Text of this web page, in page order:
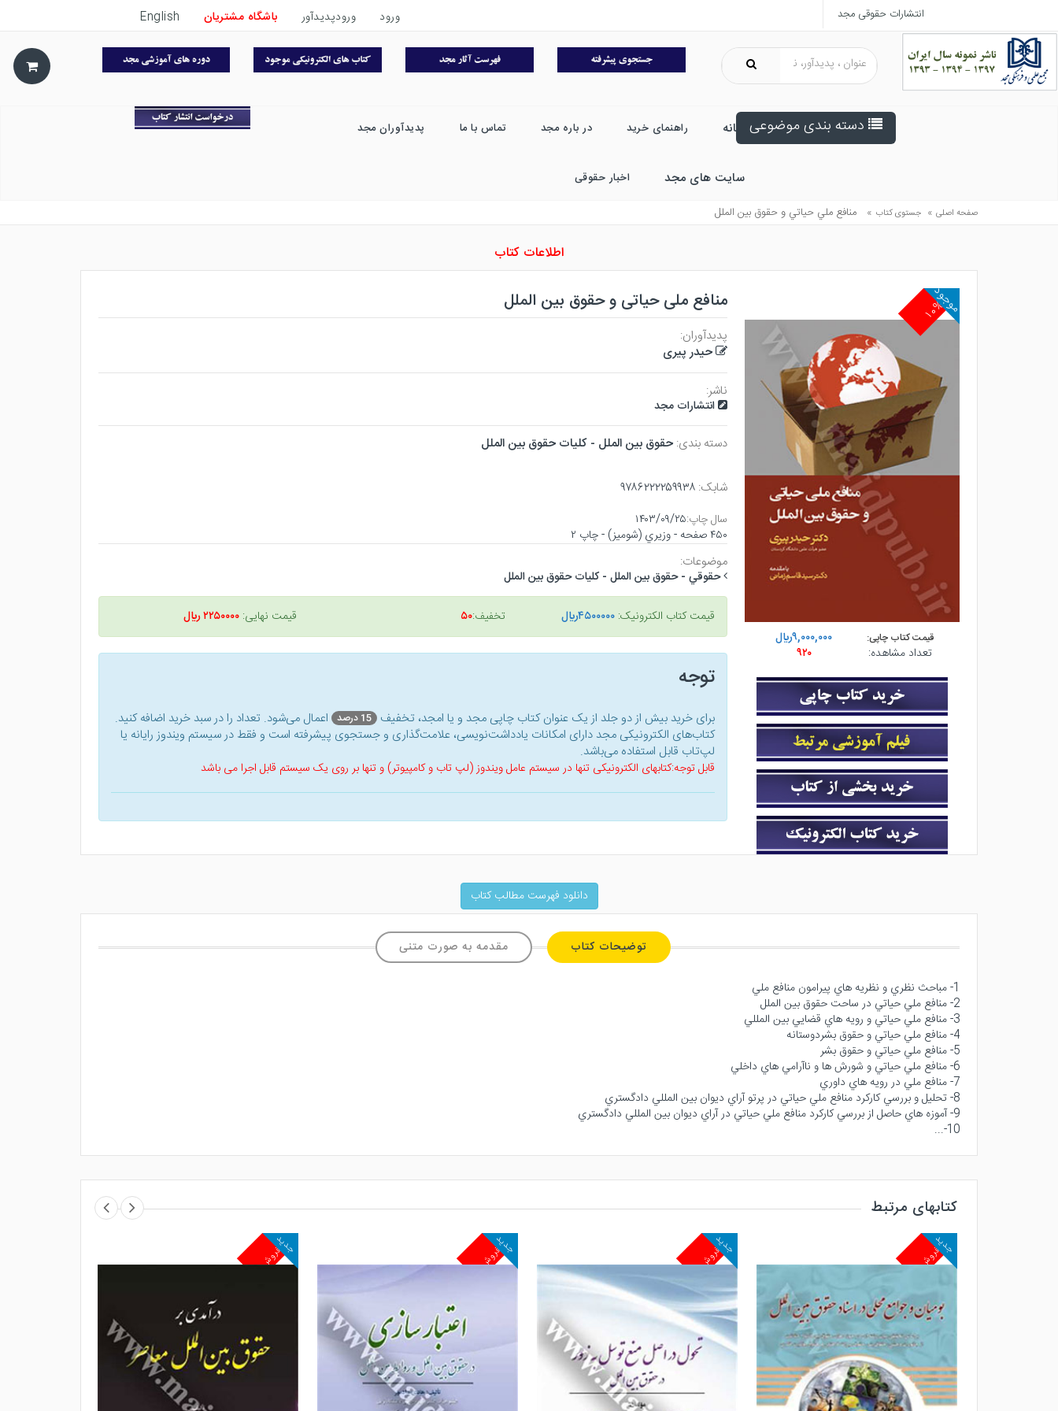
انتشارات حقوقی مجد ورود ورودپدیدآور باشگاه مشتریان English
دسته بندی موضوعی خانه راهنمای خرید در باره مجد تماس با ما پدیدآوران مجد
سایت های مجد اخبار حقوقی
صفحه اصلی » جستوی کتاب » منافع ملي حياتي و حقوق بين الملل
اطلاعات کتاب
۱۰%
موجود
قیمت کتاب چاپی:
۹,۰۰۰,۰۰۰ريال
تعداد مشاهده:
۹۲۰
منافع ملی حیاتی و حقوق بین الملل
پدیدآوران:
حیدر پیری
ناشر:
انتشارات مجد
دسته بندی:حقوق بين الملل - كليات حقوق بين الملل
شابک:۹۷۸۶۲۲۲۲۵۹۹۳۸
سال چاپ:۱۴۰۳/۰۹/۲۵
۴۵۰ صفحه - وزيري (شوميز) - چاپ ۲
موضوعات:
حقوقي - حقوق بين الملل - كليات حقوق بين الملل
قیمت کتاب الکترونیک:۴۵۰۰۰۰۰ريال تخفیف:۵۰ قیمت نهایی:۲۲۵۰۰۰۰ ريال
توجه
برای خرید بیش از دو جلد از یک عنوان کتاب‌ چاپی مجد و یا امجد، تخفیف 15 درصد
اعمال می‌شود. تعداد را در سبد خرید اضافه کنید.
کتاب‌های الکترونیکی مجد دارای امکانات یادداشت‌نویسی، علامت‌گذاری و جستجوی پیشرفته است و فقط در سیستم ویندوز رایانه یا
لپ‌تاب قابل استفاده می‌باشد.
قابل توجه:کتابهای الکترونیکی تنها در سیستم عامل ویندوز (لپ تاب و کامپیوتر) و تنها بر روی یک سیستم قابل اجرا می باشد
دانلود فهرست مطالب کتاب
توضیحات کتاب مقدمه به صورت متنی
1- مباحث نظري و نظريه هاي پيرامون منافع ملي
2- منافع ملي حياتي در ساحت حقوق بين الملل
3- منافع ملي حياتي و رويه هاي قضايي بين المللي
4- منافع ملي حياتي و حقوق بشردوستانه
5- منافع ملي حياتي و حقوق بشر
6- منافع ملي حياتي و شورش ها و ناآرامي هاي داخلي
7- منافع ملي در رويه هاي داوري
8- تحليل و بررسي كاركرد منافع ملي حياتي در پرتو آراي ديوان بين المللي دادگستري
9- آموزه هاي حاصل از بررسي كاركرد منافع ملي حياتي در آراي ديوان بين المللي دادگستري
10-...
کتابهای مرتبط
پرفروش
جدید پرفروش
جدید پرفروش
جدید پرفروش
جدید